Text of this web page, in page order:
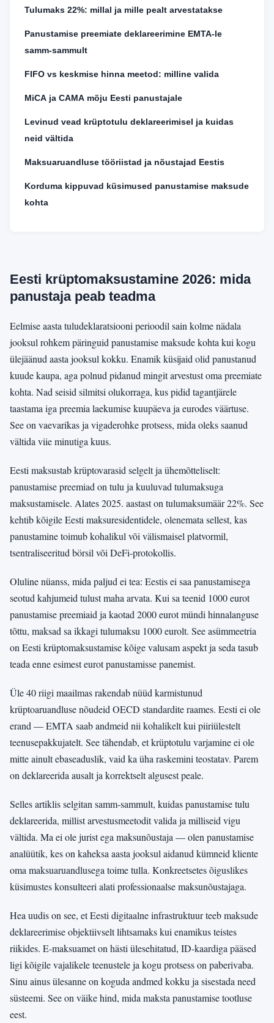
Tulumaks 22%: millal ja mille pealt arvestatakse
Panustamise preemiate deklareerimine EMTA-le
samm-sammult
FIFO vs keskmise hinna meetod: milline valida
MiCA ja CAMA mõju Eesti panustajale
Levinud vead krüptotulu deklareerimisel ja kuidas
neid vältida
Maksuaruandluse tööriistad ja nõustajad Eestis
Korduma kippuvad küsimused panustamise maksude
kohta
Eesti krüptomaksustamine 2026: mida
panustaja peab teadma
Eelmise aasta tuludeklaratsiooni perioodil sain kolme nädala
jooksul rohkem päringuid panustamise maksude kohta kui kogu
ülejäänud aasta jooksul kokku. Enamik küsijaid olid panustanud
kuude kaupa, aga polnud pidanud mingit arvestust oma preemiate
kohta. Nad seisid silmitsi olukorraga, kus pidid tagantjärele
taastama iga preemia laekumise kuupäeva ja eurodes väärtuse.
See on vaevarikas ja vigaderohke protsess, mida oleks saanud
vältida viie minutiga kuus.
Eesti maksustab krüptovarasid selgelt ja ühemõtteliselt:
panustamise preemiad on tulu ja kuuluvad tulumaksuga
maksustamisele. Alates 2025. aastast on tulumaksumäär 22%. See
kehtib kõigile Eesti maksuresidentidele, olenemata sellest, kas
panustamine toimub kohalikul või välismaisel platvormil,
tsentraliseeritud börsil või DeFi-protokollis.
Oluline nüanss, mida paljud ei tea: Eestis ei saa panustamisega
seotud kahjumeid tulust maha arvata. Kui sa teenid 1000 eurot
panustamise preemiaid ja kaotad 2000 eurot mündi hinnalanguse
tõttu, maksad sa ikkagi tulumaksu 1000 eurolt. See asümmeetria
on Eesti krüptomaksustamise kõige valusam aspekt ja seda tasub
teada enne esimest eurot panustamisse panemist.
Üle 40 riigi maailmas rakendab nüüd karmistunud
krüptoaruandluse nõudeid OECD standardite raames. Eesti ei ole
erand — EMTA saab andmeid nii kohalikelt kui piiriülestelt
teenusepakkujatelt. See tähendab, et krüptotulu varjamine ei ole
mitte ainult ebaseaduslik, vaid ka üha raskemini teostatav. Parem
on deklareerida ausalt ja korrektselt algusest peale.
Selles artiklis selgitan samm-sammult, kuidas panustamise tulu
deklareerida, millist arvestusmeetodit valida ja milliseid vigu
vältida. Ma ei ole jurist ega maksunõustaja — olen panustamise
analüütik, kes on kaheksa aasta jooksul aidanud kümneid kliente
oma maksuaruandlusega toime tulla. Konkreetsetes õiguslikes
küsimustes konsulteeri alati professionaalse maksunõustajaga.
Hea uudis on see, et Eesti digitaalne infrastruktuur teeb maksude
deklareerimise objektiivselt lihtsamaks kui enamikus teistes
riikides. E-maksuamet on hästi ülesehitatud, ID-kaardiga pääsed
ligi kõigile vajalikele teenustele ja kogu protsess on paberivaba.
Sinu ainus ülesanne on koguda andmed kokku ja sisestada need
süsteemi. See on väike hind, mida maksta panustamise tootluse
eest.